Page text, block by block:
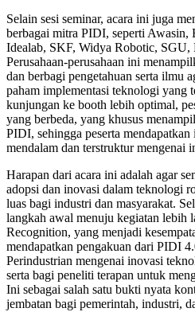
Selain sesi seminar, acara ini juga
berbagai mitra PIDI, seperti
Idealab, SKF, Widya Robotic, SGU,
Perusahaan-perusahaan ini
dan berbagi pengetahuan serta ilmu
paham implementasi teknologi yang
kunjungan ke booth lebih optimal,
yang berbeda, yang khusus
PIDI, sehingga peserta
mendalam dan terstruktur mengenai
Harapan dari acara ini adalah agar
adopsi dan inovasi dalam teknologi
luas bagi industri dan masyarakat.
langkah awal menuju kegiatan lebih
Recognition, yang menjadi
mendapatkan pengakuan dari PIDI
Perindustrian mengenai inovasi
serta bagi peneliti terapan untuk
Ini sebagai salah satu bukti nyata
jembatan bagi pemerintah, industri,